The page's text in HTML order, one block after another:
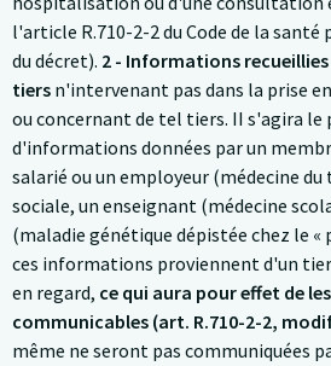
l'article R.710-2-2 du Code de la
du décret). 2 - Informations recueillies
tiers n'intervenant pas dans la prise
ou concernant de tel tiers. II s'agira le
d'informations données par un
salarié ou un employeur (médecine
sociale, un enseignant (médecine
(maladie génétique dépistée chez le «
ces informations proviennent d'un
en regard, ce qui aura pour effet de
communicables (art. R.710-2-2,
même ne seront pas communiquées